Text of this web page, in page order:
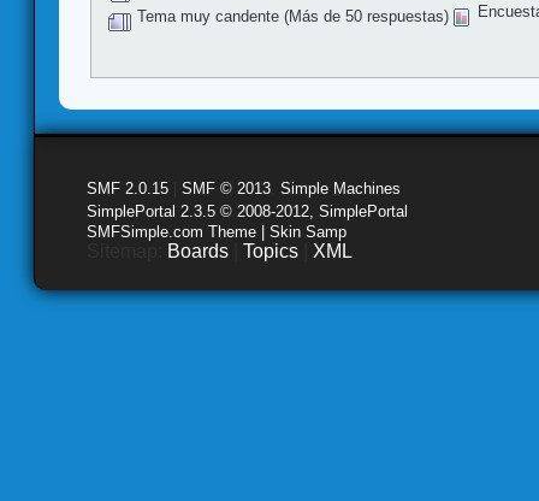
Tema muy candente (Más de 50 respuestas)
SMF 2.0.15 SMF © 2013 Simple Machines
SimplePortal 2.3.5 © 2008-2012, SimplePortal
SMFSimple.com Theme | Skin Samp
Boards Topics XML